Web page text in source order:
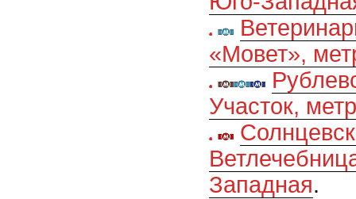
«Мовет»,
Участок,
Западная.